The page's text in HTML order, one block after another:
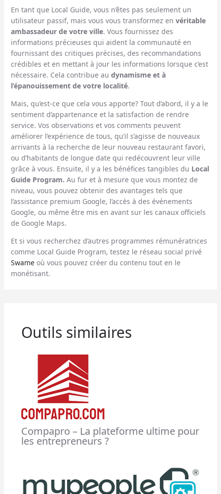
En tant que Local Guide, vous n’êtes pas seulement un
utilisateur passif, mais vous vous transformez en véritable
ambassadeur de votre ville. Vous fournissez des
informations précieuses qui aident la communauté en
fournissant des critiques précises, des recommandations
crédibles et en mettant à jour les informations lorsque c’est
nécessaire. Cela contribue au dynamisme et à
l’épanouissement de votre localité.
Mais, qu’est-ce que cela vous apporte? Tout d’abord, il y a le
sentiment d’appartenance et la satisfaction de rendre
service. Vos observations et vos comments peuvent
améliorer l’expérience de tous, qu’il s’agisse de nouveaux
arrivants à la recherche de leur nouveau restaurant favori,
ou d’habitants de longue date qui redécouvrent leur ville
grâce à vous. Ensuite, il y a les bénéfices tangibles du Local
Guide Program. Au fur et à mesure que vous montez de
niveau, vous pouvez obtenir des avantages tels que
l’assistance premium Google, l’accès à des événements
Google, ou même être mis en avant sur les canaux officiels
de Google Maps.
Et si vous recherchez d’autres programmes rémunératrices
comme Local Guide Program, testez le réseau social privé
Swameoù vous pouvez créer du contenu tout en le
monétisant.
Outils similaires
Compapro – La plateforme ultime pour
les entrepreneurs ?